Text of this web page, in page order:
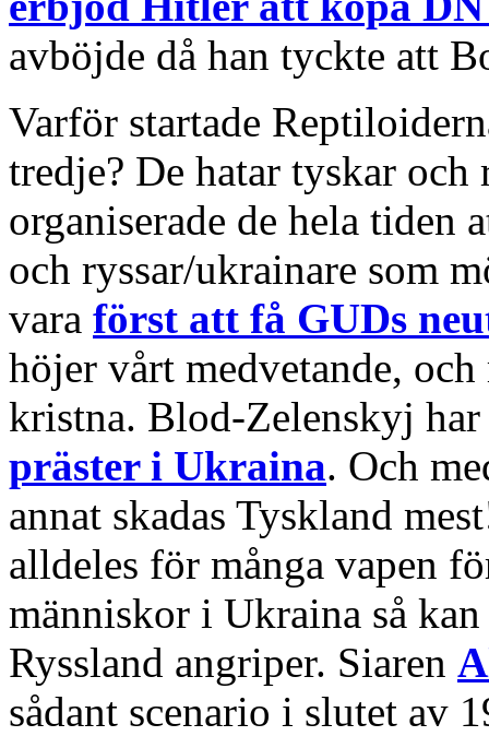
avböjde då han tyckte att
Varför startade
tredje? De hatar tyskar
organiserade de hela tiden
och ryssar/ukrainare som
vara först att få GUDs
höjer vårt medvetande,
kristna. Blod-Zelenskyj
präster i Ukraina. Och
annat skadas Tyskland
alldeles för många vapen
människor i Ukraina så
Ryssland angriper. Siaren
sådant scenario i slutet av